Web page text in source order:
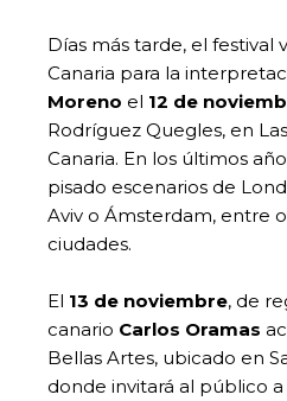
Días más tarde, el festival
Canaria para la
Moreno el 12 de
Rodríguez Quegles, en
Canaria. En los últimos
pisado escenarios de
Aviv o Ámsterdam, entre
ciudades.
El 13 de noviembre, de
canario Carlos Oramas
Bellas Artes, ubicado en
donde invitará al público